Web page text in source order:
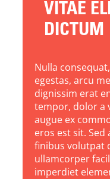
VITAE
DICTUM
Nulla
egestas, arcu
dignissim erat
tempor, dolor a
augue ex
eros est sit.
finibus volutpat
ullamcorper
imperdiet